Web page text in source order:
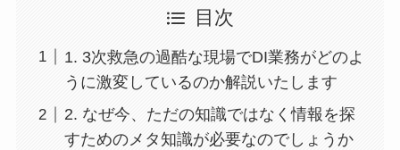
目次
1. 3次救急の過酷な現場でDI業務がどのよ
うに激変しているのか解説いたします
2. なぜ今、ただの知識ではなく情報を探
すためのメタ知識が必要なのでしょうか